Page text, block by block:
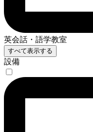
英会話・語学教室
すべて表示する
設備